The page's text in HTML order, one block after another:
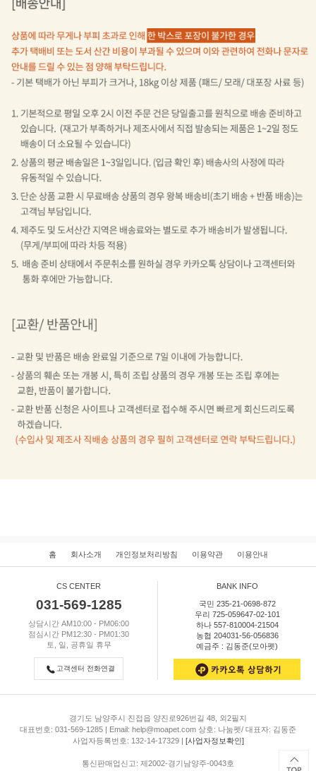
홈 회사소개 개인정보처리방침 이용약관 이용안내
CS CENTER
031-569-1285
상담시간 AM10:00 - PM06:00
점심시간 PM12:30 - PM01:30
토, 일, 공휴일 휴무
고객센터 전화연결
BANK INFO
국민 235-21-0698-872
우리 725-059647-02-101
하나 557-810004-21504
농협 204031-56-056836
예금주 : 김동준(모아펫)
경기도 남양주시 진접읍 양진로926번길 48, 외2필지
대표번호: 031-569-1285 | Email: help@moapet.com 상호: 나눔펫/ 대표자: 김동준
사업자등록번호: 132-14-17329 | [사업자정보확인]
통신판매업신고: 제2002-경기남양주-0043호